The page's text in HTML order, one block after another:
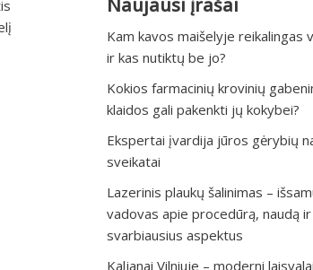
Naujausi įrašai
Kam kavos maišelyje reikalingas
ir kas nutiktų be jo?
Kokios farmacinių krovinių
klaidos gali pakenkti jų kokybei?
Ekspertai įvardija jūros gėrybių
sveikatai
Lazerinis plaukų šalinimas –
vadovas apie procedūrą, naudą ir
svarbiausius aspektus
Kaljanai Vilniuje – moderni